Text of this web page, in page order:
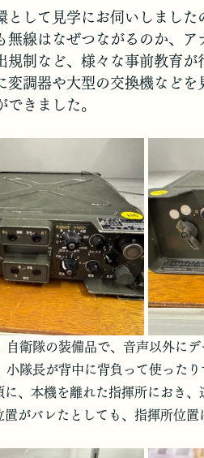
して見学にお伺いしました
無線はなぜつながるのか、ア
制など、様々な事前教育が
変調器や大型の交換機などを
きました。
衛隊の装備品で、音声以外にデ
隊長が背中に背負って使ったり
、本機を離れた指揮所におき、
がバレたとしても、指揮所位置